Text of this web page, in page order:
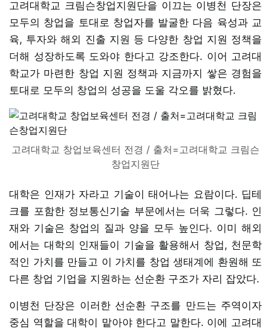
고려대학교 크림슨창업지원단을 이끄는 이병천 단장은
모두의 창업을 토대로 창업자를 발굴한 다음 육성과 교
육, 투자와 해외 진출 지원 등 다양한 창업 지원 정책을
더해 성장하도록 도와야 한다고 강조한다. 이어 고려대
학교가 마련한 창업 지원 정책과 지금까지 쌓은 경험을
토대로 모두의 창업의 성공을 도울 각오를 밝혔다.
고려대학교 창업보육센터 전경 / 출처=고려대학교 크림슨
창업지원단
대학은 인재가 자라고 기술이 태어나는 요람이다. 딥테
크를 포함한 정보통신기술 부문에서는 더욱 그렇다. 인
재와 기술은 창업의 질과 양을 모두 높인다. 이미 해외
에서는 대학의 인재들이 기술을 활용해서 창업, 천문학
적인 가치를 만들고 이 가치를 창업 생태계에 환원해 또
다른 창업 기업을 지원하는 선순환 구조가 자리 잡았다.
이병천 단장은 이러한 선순환 구조를 만드는 주역이자
중심 역할을 대학이 맡아야 한다고 말한다. 이에 고려대